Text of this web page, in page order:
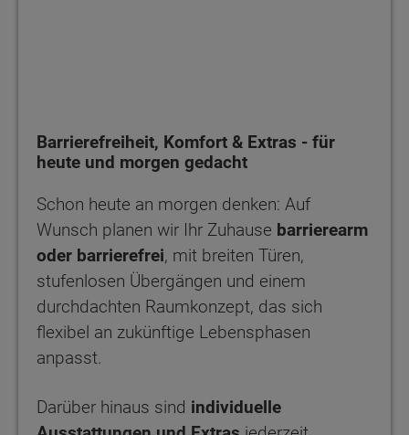
Barrierefreiheit, Komfort & Extras - für
heute und morgen gedacht
Schon heute an morgen denken: Auf
Wunsch planen wir Ihr Zuhause barrierearm
oder barrierefrei, mit breiten Türen,
stufenlosen Übergängen und einem
durchdachten Raumkonzept, das sich
flexibel an zukünftige Lebensphasen
anpasst.
Darüber hinaus sind individuelle